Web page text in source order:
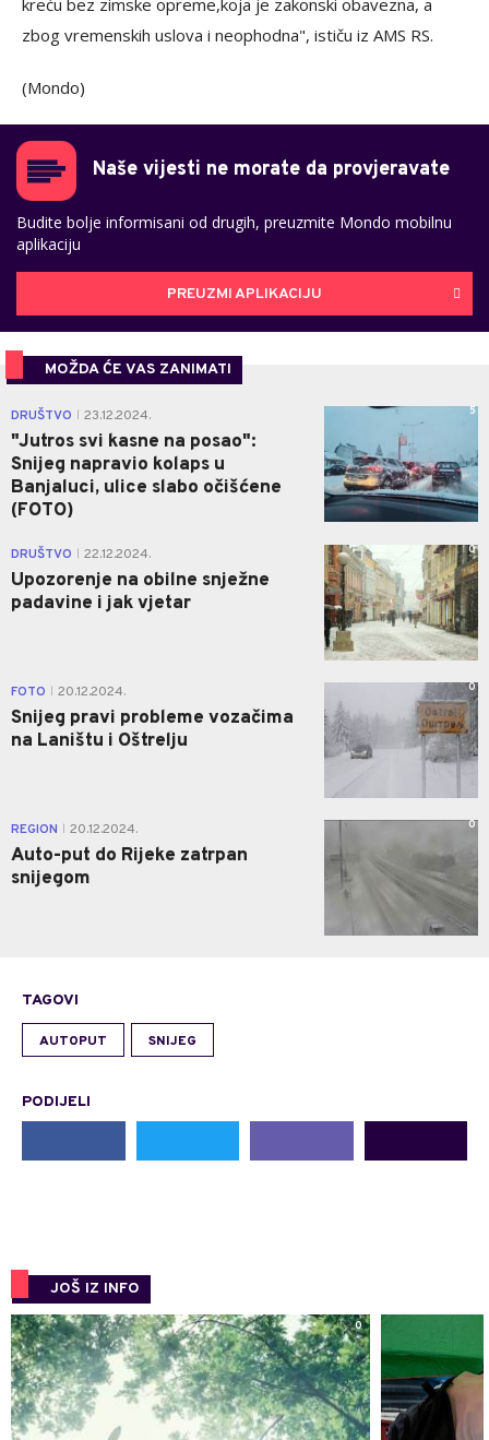
kreću bez zimske opreme,koja je zakonski obavezna, a
zbog vremenskih uslova i neophodna", ističu iz AMS RS.
(Mondo)
Naše vijesti ne morate da provjeravate
Budite bolje informisani od drugih, preuzmite Mondo mobilnu
aplikaciju
PREUZMI APLIKACIJU
MOŽDA ĆE VAS ZANIMATI
DRUŠTVO 23.12.2024.
"Jutros svi kasne na posao":
Snijeg napravio kolaps u
Banjaluci, ulice slabo očišćene
(FOTO)
5
DRUŠTVO 22.12.2024.
Upozorenje na obilne snježne
padavine i jak vjetar
0
FOTO 20.12.2024.
Snijeg pravi probleme vozačima
na Laništu i Oštrelju
0
REGION 20.12.2024.
Auto-put do Rijeke zatrpan
snijegom
0
TAGOVI
AUTOPUT SNIJEG
PODIJELI
JOŠ IZ INFO
0